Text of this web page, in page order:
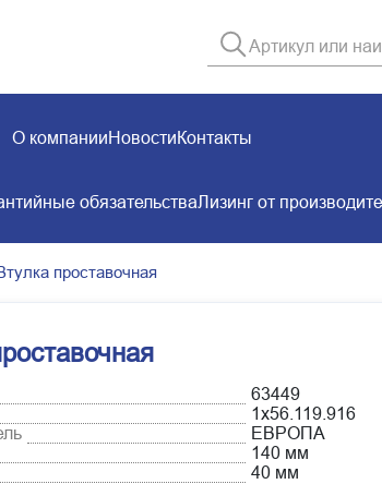
О компанииНовостиКонтакты
обязательстваЛизинг от
проставочная
63449
1х56.119.916
ЕВРОПА
140 мм
40 мм